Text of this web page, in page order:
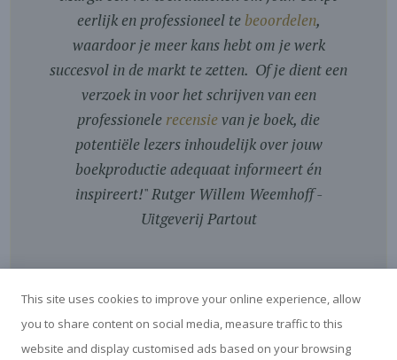
eerlijk en professioneel te beoordelen,
waardoor je meer kans hebt om je werk
succesvol in de markt te zetten. Of je dient een
verzoek in voor het schrijven van een
professionele recensievan je boek, die
potentiële lezers inhoudelijk over jouw
boekproductie adequaat informeert én
inspireert!"Rutger Willem Weemhoff -
Uitgeverij Partout
This site uses cookies to improve your online experience, allow
you to share content on social media, measure traffic to this
website and display customised ads based on your browsing